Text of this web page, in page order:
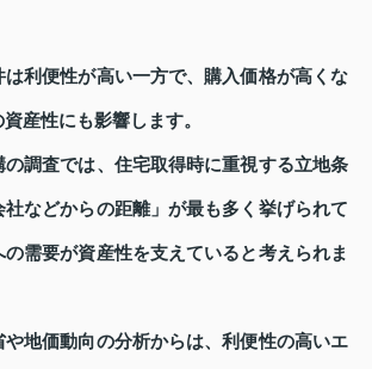
は利便性が高い一方で、購入価格が高くな
産性にも影響します。
調査では、住宅取得時に重視する立地条
などからの距離」が最も多く挙げられて
需要が資産性を支えていると考えられま
地価動向の分析からは、利便性の高いエ